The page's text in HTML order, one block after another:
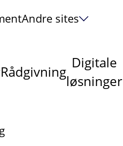
Andre sites
Rådgivning
Digitale
løsninger